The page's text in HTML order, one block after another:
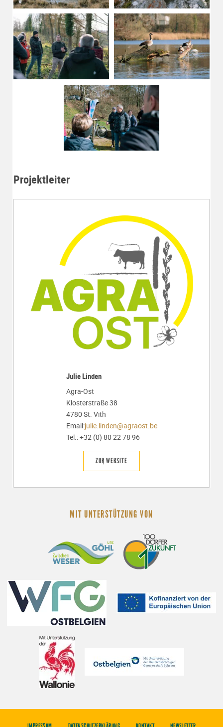
Projektleiter
Julie Linden
Agra-Ost
Klosterstraße 38
4780 St. Vith
Email:julie.linden@agraost.be
Tel.: +32 (0) 80 22 78 96
ZUR WEBSITE
MIT UNTERSTÜTZUNG VON